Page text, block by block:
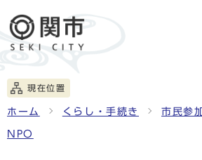
現在位置
ホーム くらし・手続き 市民参
NPO